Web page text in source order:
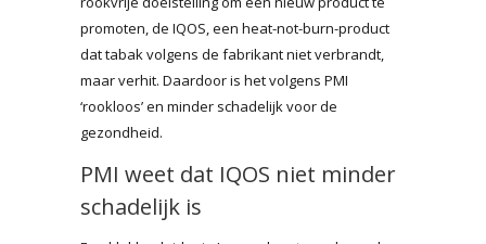
promoten, de IQOS, een heat-not-burn-product
dat tabak volgens de fabrikant niet verbrandt,
maar verhit. Daardoor is het volgens PMI
‘rookloos’ en minder schadelijk voor de
gezondheid.
PMI weet dat IQOS niet minder
schadelijk is